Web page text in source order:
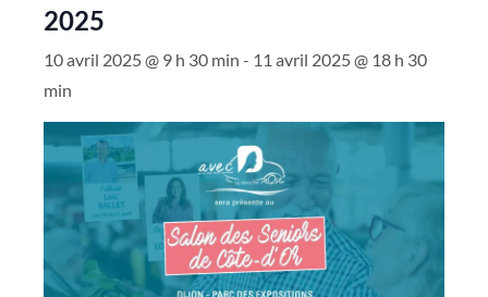
2025
10 avril 2025 @ 9 h 30 min - 11 avril 2025 @ 18 h 30
min